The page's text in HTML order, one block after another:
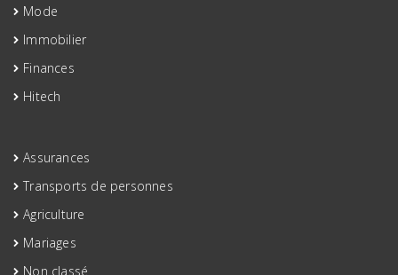
Mode
Immobilier
Finances
Hitech
Assurances
Transports de personnes
Agriculture
Mariages
Non classé